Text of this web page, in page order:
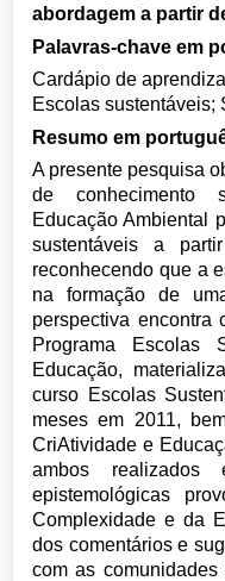
abordagem a partir
Palavras-chave em
Cardápio de
Escolas sustentáveis;
Resumo em
A presente pesquisa
de conhecimento
Educação Ambiental
sustentáveis a
reconhecendo que a
na formação de
perspectiva encontra
Programa Escolas
Educação,
curso Escolas
meses em 2011,
CriAtividade e
ambos realizados
epistemológicas
Complexidade e da
dos comentários e
com as